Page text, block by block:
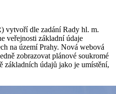
vytvoří dle zadání Rady hl. m.
veřejnosti základní údaje
na území Prahy. Nová webová
zobrazovat plánové soukromé
základních údajů jako je umístění,